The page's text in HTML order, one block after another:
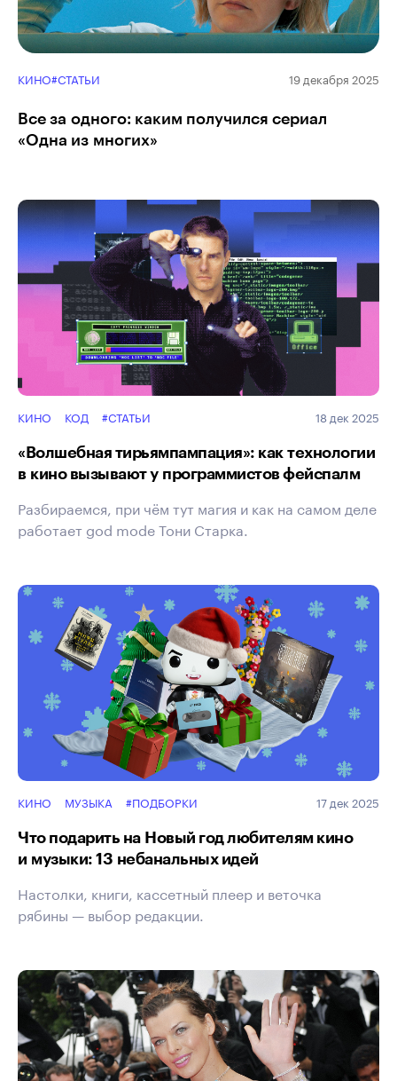
КИНО#СТАТЬИ 19 декабря 2025
Все за одного: каким получился сериал
«Одна из многих»
КИНО КОД #СТАТЬИ 18 дек 2025
«Волшебная тирьямпампация»: как технологии
в кино вызывают у программистов фейспалм
Разбираемся, при чём тут магия и как на самом деле
работает god mode Тони Старка.
КИНО МУЗЫКА #ПОДБОРКИ 17 дек 2025
Что подарить на Новый год любителям кино
и музыки: 13 небанальных идей
Настолки, книги, кассетный плеер и веточка
рябины — выбор редакции.